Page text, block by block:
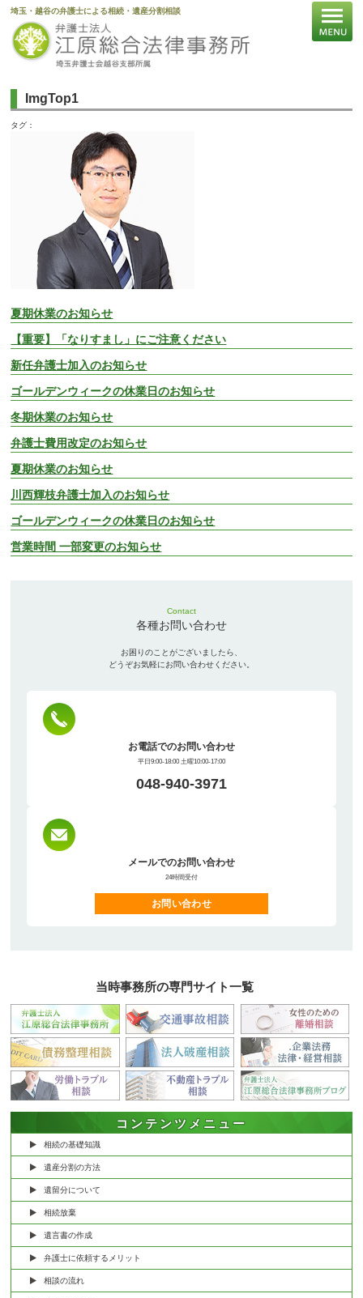
埼玉・越谷の弁護士による相続・遺産分割相談
ImgTop1
タグ：
夏期休業のお知らせ
【重要】「なりすまし」にご注意ください
新任弁護士加入のお知らせ
ゴールデンウィークの休業日のお知らせ
冬期休業のお知らせ
弁護士費用改定のお知らせ
夏期休業のお知らせ
川西輝枝弁護士加入のお知らせ
ゴールデンウィークの休業日のお知らせ
営業時間 一部変更のお知らせ
Contact
各種お問い合わせ
お困りのことがございましたら、
どうぞお気軽にお問い合わせください。
お電話でのお問い合わせ
平日9:00-18:00 土曜10:00-17:00
048-940-3971
メールでのお問い合わせ
24時間受付
お問い合わせ
当時事務所の専門サイト一覧
コンテンツメニュー
相続の基礎知識
遺産分割の方法
遺留分について
相続放棄
遺言書の作成
弁護士に依頼するメリット
相談の流れ